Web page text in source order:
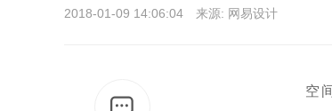
2018-01-09 14:06:04 来源: 网易设计
空